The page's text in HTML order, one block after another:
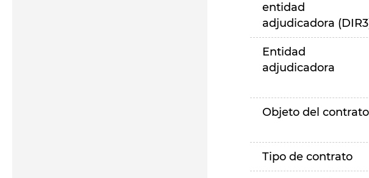
entidad
adjudicadora
Entidad
adjudicadora
Objeto del contrato
Tipo de contrato